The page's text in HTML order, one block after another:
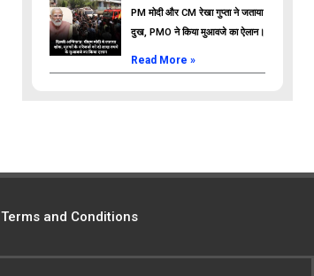
PM मोदी और CM रेखा गुप्ता ने जताया
दुख, PMO ने किया मुआवजे का ऐलान।
Read More »
Terms and Conditions